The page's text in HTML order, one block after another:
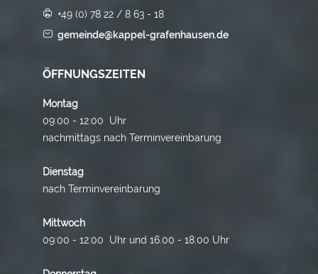
+49 (0) 78 22 / 8 63 - 18
gemeinde@kappel-grafenhausen.de
ÖFFNUNGSZEITEN
Montag
09:00 - 12:00 Uhr
nachmittags nach Terminvereinbarung
Dienstag
nach Terminvereinbarung
Mittwoch
09:00 - 12:00 Uhr und 16.00 - 18.00 Uhr